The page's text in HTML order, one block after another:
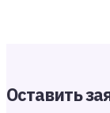
Оставить